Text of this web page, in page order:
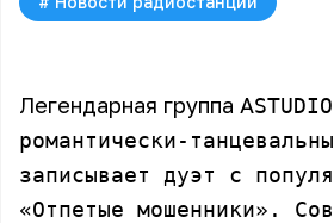
Легендарная группа A
романтически-
записывает дуэт с
«Отпетые мошенники».